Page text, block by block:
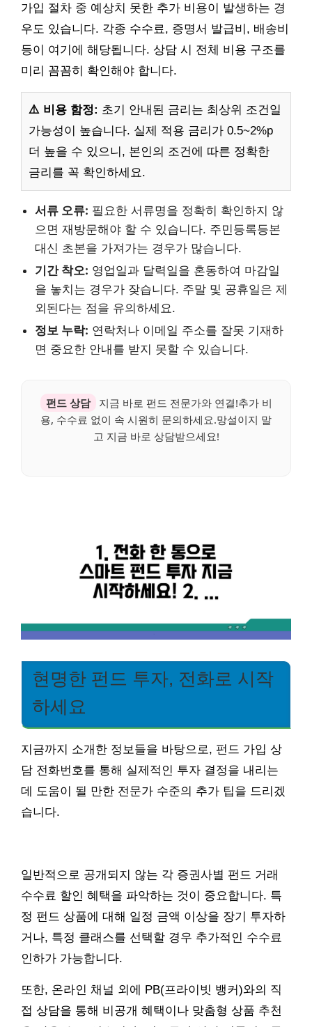
가입 절차 중 예상치 못한 추가 비용이 발생하는 경
우도 있습니다. 각종 수수료, 증명서 발급비, 배송비
등이 여기에 해당됩니다. 상담 시 전체 비용 구조를
미리 꼼꼼히 확인해야 합니다.
⚠️ 비용 함정: 초기 안내된 금리는 최상위 조건일
가능성이 높습니다. 실제 적용 금리가 0.5~2%p
더 높을 수 있으니, 본인의 조건에 따른 정확한
금리를 꼭 확인하세요.
서류 오류: 필요한 서류명을 정확히 확인하지 않
으면 재방문해야 할 수 있습니다. 주민등록등본
대신 초본을 가져가는 경우가 많습니다.
기간 착오: 영업일과 달력일을 혼동하여 마감일
을 놓치는 경우가 잦습니다. 주말 및 공휴일은 제
외된다는 점을 유의하세요.
정보 누락: 연락처나 이메일 주소를 잘못 기재하
면 중요한 안내를 받지 못할 수 있습니다.
펀드 상담
지금 바로 펀드 전문가와 연결!추가 비
용, 수수료 없이 속 시원히 문의하세요.망설이지 말
고 지금 바로 상담받으세요!
현명한 펀드 투자, 전화로 시작
하세요
지금까지 소개한 정보들을 바탕으로, 펀드 가입 상
담 전화번호를 통해 실제적인 투자 결정을 내리는
데 도움이 될 만한 전문가 수준의 추가 팁을 드리겠
습니다.
일반적으로 공개되지 않는 각 증권사별 펀드 거래
수수료 할인 혜택을 파악하는 것이 중요합니다. 특
정 펀드 상품에 대해 일정 금액 이상을 장기 투자하
거나, 특정 클래스를 선택할 경우 추가적인 수수료
인하가 가능합니다.
또한, 온라인 채널 외에 PB(프라이빗 뱅커)와의 직
접 상담을 통해 비공개 혜택이나 맞춤형 상품 추천